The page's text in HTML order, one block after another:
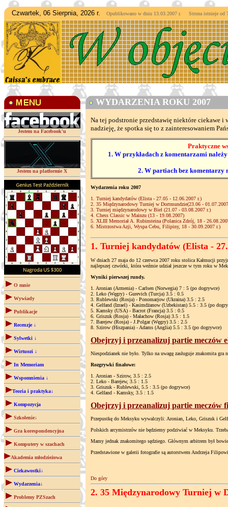
Czwartek, 06 Sierpnia, 2026 r. Opublikowano w dniu 13.03.2007 r. Strona istnieje od
Jestem na Facebook'u
Jestem na platformie X
O mnie
Wywiady
Publikacje
Recenzje ↓
Sylwetki ↓
Wirtuozi ↓
In Memoriam
Wspomnienia ↓
Teoria i praktyka↓
Kompozycja
Szkolenie↓
Gra korespondencyjna
Komputery w szachach
Akademia młodzieżowa
Ciekawostki↓
Wydarzenia↓
Problemy PZSzach
WYDARZENIA ROKU 2007
Na tej podstronie przedstawię niektóre ciekawe i
nadzieję, że spotka się to z zainteresowaniem
Praktyczne
1. W przykładach z komentarzami
2. W partiach bez komentarzy
Wydarzenia roku 2007
1. Turniej kandydatów (Elista - 27.05 - 12.06.2007 r.)
2. 35 Międzynarodowy Turniej w Dortmundzie(23.06 -
3. Turniej międzynarodowy w Biel (21.07 - 03.08.2007 r.)
4. Chess Classic w Mainzu (13 - 19.08.2007)
5. XLIII Memoriał A. Rubinsteina (Polanica Zdrój, 18 -
6. Mistrzostwa Azji, Wyspa Cebu, Filipiny, 18 - 30.09.2007 r.)
1. Turniej kandydatów (Elista -
W dniach 27 maja do 12 czerwca 2007 roku stolica Kałmucji
najlepszej czwórki, która weźmie udział jeszcze w tym roku w
Wyniki pierwszej rundy.
1. Aronian (Armenia) - Carlsen (Norwegia) 7 : 5 (po dogrywce)
2. Leko (Węgry) - Gurevich (Turcja) 3.5 : 0.5
3. Rublewski (Rosja) - Ponomarjow (Ukraina) 3.5 : 2.5
4. Gelfand (Izrael) - Kasimdżanow (Uzbekistan) 5.5 : 3.5 (po
5. Kamsky (USA) - Bacrot (Francja) 3.5 : 0.5
6. Griszuk (Rosja) - Małachow (Rosja) 3.5 : 1.5
7. Barejew (Rosja) - J.Polgar (Węgry) 3.5 : 2.5
8. Szirow (Hiszpania) - Adams (Anglia) 5.5 : 3.5 (po dogrywce)
Obejrzyj i przeanalizuj partie meczów
Niespodzianek nie było. Tylko na uwagę zasługuje znakomita
Rozgrywki finałowe:
1. Aronian - Szirow, 3.5 : 2.5
2. Leko - Barejew, 3.5 : 1.5
3. Griszuk - Rublewski, 5.5 : 3.5 (po dogrywce)
4. Gelfand - Kamsky, 3.5 : 1.5
Obejrzyj i przeanalizuj partie meczów
Przepustkę do Meksyku wywalczyli: Aronian, Leko, Griszuk i
Polskich arcymistrzów nie będziemy podziwiać w Meksyku.
Mamy jednak znakomitego sędziego. Głównym arbitrem był
Przedstawione w galerii fotografie są autorstwem Andrzeja
Do góry
2. 35 Międzynarodowy Turniej w